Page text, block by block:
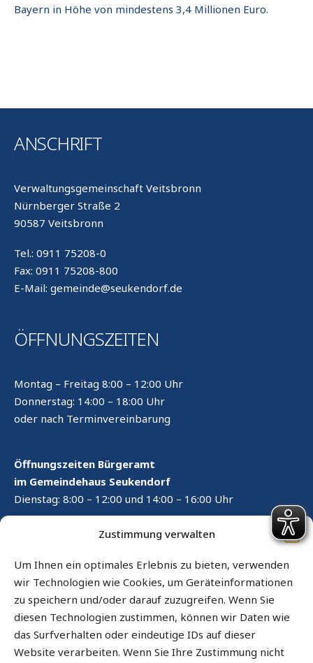
Zustimmung verwalten
Um Ihnen ein optimales Erlebnis zu bieten, verwenden
wir Technologien wie Cookies, um Geräteinformationen
zu speichern und/oder darauf zuzugreifen. Wenn Sie
diesen Technologien zustimmen, können wir Daten wie
das Surfverhalten oder eindeutige IDs auf dieser
Website verarbeiten. Wenn Sie Ihre Zustimmung nicht
Bayern in Höhe von mindestens 3,4 Millionen Euro.
ANSCHRIFT
Verwaltungsgemeinschaft Veitsbronn
Nürnberger Straße 2
90587 Veitsbronn
Tel.: 0911 75208-0
Fax: 0911 75208-800
E-Mail: gemeinde@seukendorf.de
ÖFFNUNGSZEITEN
Montag – Freitag 8:00 – 12:00 Uhr
Donnerstag: 14:00 – 18:00 Uhr
oder nach Terminvereinbarung
Öffnungszeiten Bürgeramt
im Gemeindehaus Seukendorf
Dienstag: 8:00 – 12:00 und 14:00 – 16:00 Uhr
RECHTLICHES
Kontaktformular
Impressum
Datenschutz
Cookie-Richtlinie (EU)